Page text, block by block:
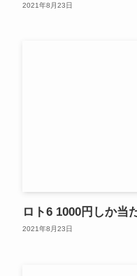
2021年8月23日
ロト6 1000円しか当
2021年8月23日